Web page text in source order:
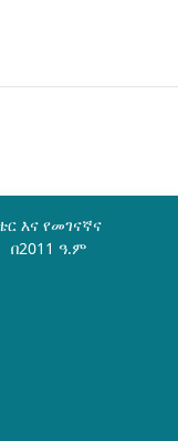
እና የመገናኛና
ዓ.ም